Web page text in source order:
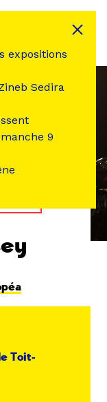
Toit-
expositions
Sedira
9